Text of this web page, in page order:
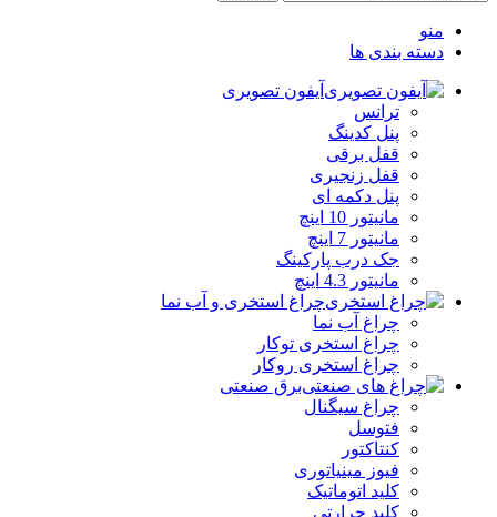
منو
دسته بندی ها
آیفون تصویری
ترانس
پنل کدینگ
قفل برقی
قفل زنجیری
پنل دکمه‌ ای
مانیتور 10 اینچ
مانیتور 7 اینچ
جک درب پارکینگ
مانیتور 4.3 اینچ
چراغ استخری و آب نما
چراغ آب نما
چراغ استخری توکار
چراغ استخری روکار
برق صنعتی
چراغ سیگنال
فتوسل
کنتاکتور
فیوز مینیاتوری
کلید اتوماتیک
کلید حرارتی